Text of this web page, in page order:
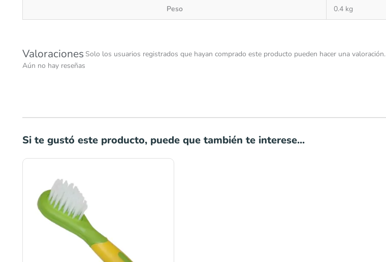
Peso 0.4 kg
Valoraciones
Aún no hay reseñas
Solo los usuarios registrados que hayan comprado este producto pueden hacer una valoración.
Si te gustó este producto, puede que también te interese...